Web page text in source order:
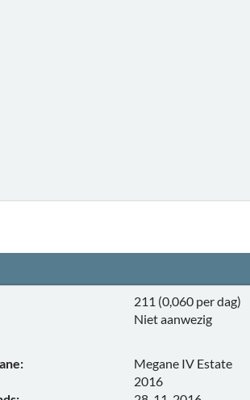
211 (0,060 per dag)
Niet aanwezig
Megane IV Estate
2016